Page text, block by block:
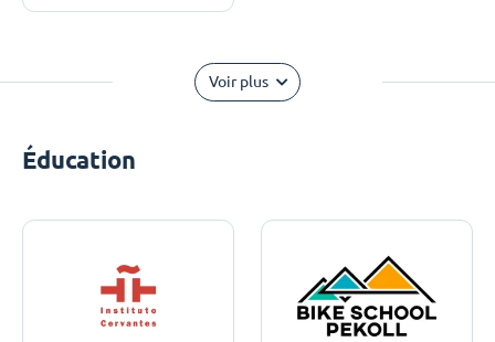
Voir plus
Éducation